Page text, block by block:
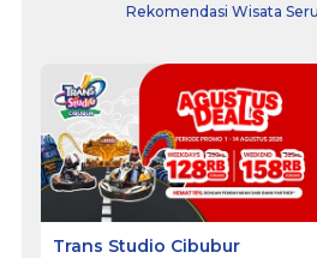
Rekomendasi Wisata
Trans Studio Cibubur